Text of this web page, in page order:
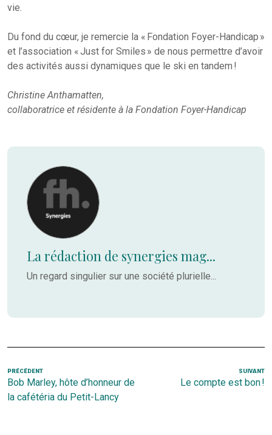
vie.
Du fond du cœur, je remercie la « Fondation Foyer-Handicap »
et l’association « Just for Smiles » de nous permettre d’avoir
des activités aussi dynamiques que le ski en tandem !
Christine Anthamatten,
collaboratrice et résidente à la Fondation Foyer-Handicap
La rédaction de synergies mag...
Un regard singulier sur une société plurielle...
Navigation
de
l’article
Article
précédent
PRÉCÉDENT
Bob Marley, hôte d’honneur de
la cafétéria du Petit-Lancy
SUIVANT
Le compte est bon !